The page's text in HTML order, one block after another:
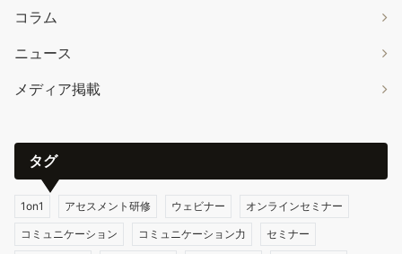
コラム
ニュース
メディア掲載
タグ
1on1 アセスメント研修 ウェビナー オンラインセミナー
コミュニケーション コミュニケーション力 セミナー